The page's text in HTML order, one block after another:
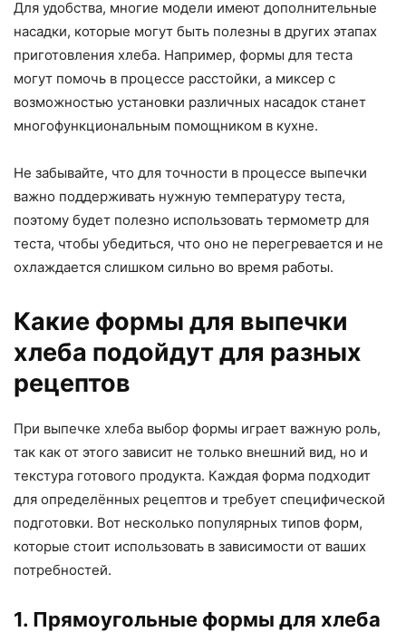
Для удобства, многие модели имеют дополнительные
насадки, которые могут быть полезны в других этапах
приготовления хлеба. Например, формы для теста
могут помочь в процессе расстойки, а миксер с
возможностью установки различных насадок станет
многофункциональным помощником в кухне.
Не забывайте, что для точности в процессе выпечки
важно поддерживать нужную температуру теста,
поэтому будет полезно использовать термометр для
теста, чтобы убедиться, что оно не перегревается и не
охлаждается слишком сильно во время работы.
Какие формы для выпечки
хлеба подойдут для разных
рецептов
При выпечке хлеба выбор формы играет важную роль,
так как от этого зависит не только внешний вид, но и
текстура готового продукта. Каждая форма подходит
для определённых рецептов и требует специфической
подготовки. Вот несколько популярных типов форм,
которые стоит использовать в зависимости от ваших
потребностей.
1. Прямоугольные формы для хлеба